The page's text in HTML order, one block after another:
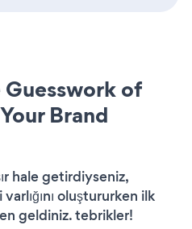
of
Brand
hale getirdiyseniz,
oluştururken ilk
geldiniz. tebrikler!